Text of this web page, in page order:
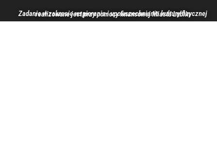
Zadanie w zakresie wspierania i upowszechniania kultury fizycznej realizowane jest przy pomocy finansowej Miasta Lublin